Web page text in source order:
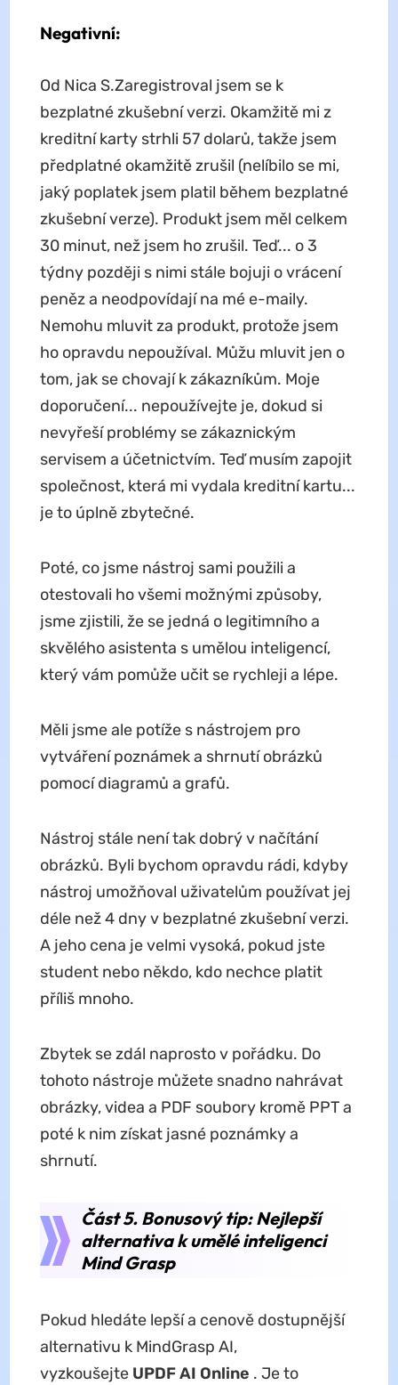
Negativní:
Od Nica S.Zaregistroval jsem se k
bezplatné zkušební verzi. Okamžitě mi z
kreditní karty strhli 57 dolarů, takže jsem
předplatné okamžitě zrušil (nelíbilo se mi,
jaký poplatek jsem platil během bezplatné
zkušební verze). Produkt jsem měl celkem
30 minut, než jsem ho zrušil. Teď... o 3
týdny později s nimi stále bojuji o vrácení
peněz a neodpovídají na mé e-maily.
Nemohu mluvit za produkt, protože jsem
ho opravdu nepoužíval. Můžu mluvit jen o
tom, jak se chovají k zákazníkům. Moje
doporučení... nepoužívejte je, dokud si
nevyřeší problémy se zákaznickým
servisem a účetnictvím. Teď musím zapojit
společnost, která mi vydala kreditní kartu...
je to úplně zbytečné.
Poté, co jsme nástroj sami použili a
otestovali ho všemi možnými způsoby,
jsme zjistili, že se jedná o legitimního a
skvělého asistenta s umělou inteligencí,
který vám pomůže učit se rychleji a lépe.
Měli jsme ale potíže s nástrojem pro
vytváření poznámek a shrnutí obrázků
pomocí diagramů a grafů.
Nástroj stále není tak dobrý v načítání
obrázků. Byli bychom opravdu rádi, kdyby
nástroj umožňoval uživatelům používat jej
déle než 4 dny v bezplatné zkušební verzi.
A jeho cena je velmi vysoká, pokud jste
student nebo někdo, kdo nechce platit
příliš mnoho.
Zbytek se zdál naprosto v pořádku. Do
tohoto nástroje můžete snadno nahrávat
obrázky, videa a PDF soubory kromě PPT a
poté k nim získat jasné poznámky a
shrnutí.
Část 5. Bonusový tip: Nejlepší
alternativa k umělé inteligenci
Mind Grasp
Pokud hledáte lepší a cenově dostupnější
alternativu k MindGrasp AI,
vyzkoušejte UPDF AI Online . Je to